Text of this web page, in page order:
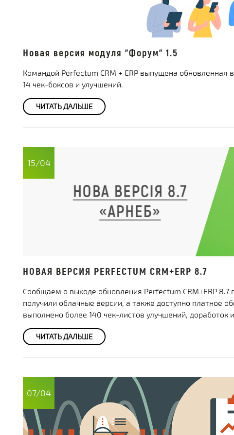
Новая версия модуля "Форум" 1.5
Командой Perfectum CRM + ERP выпущена
14 чек-боксов и улучшений.
ЧИТАТЬ ДАЛЬШЕ
15/04
НОВАЯ ВЕРСИЯ PERFECTUM CRM+ERP 8.7
Сообщаем о выходе обновления Perfectum CRM+ERP
получили облачные версии, а также доступно платное
выполнено более 140 чек-листов улучшений, доработок
ЧИТАТЬ ДАЛЬШЕ
07/04